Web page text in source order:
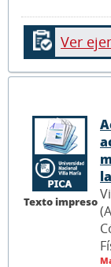
Ver
Texto impreso